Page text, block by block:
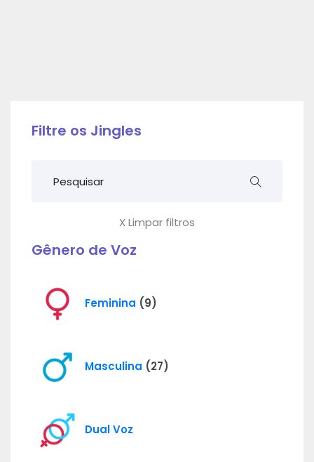
Filtre os Jingles
X Limpar filtros
Gênero de Voz
Feminina (9)
Masculina (27)
Dual Voz